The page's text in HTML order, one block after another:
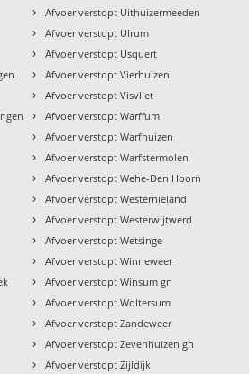
› Afvoer verstopt Uithuizermeeden
› Afvoer verstopt Ulrum
› Afvoer verstopt Usquert
› Afvoer verstopt Vierhuizen
› Afvoer verstopt Visvliet
› Afvoer verstopt Warffum
› Afvoer verstopt Warfhuizen
› Afvoer verstopt Warfstermolen
› Afvoer verstopt Wehe-Den Hoorn
› Afvoer verstopt Westernieland
› Afvoer verstopt Westerwijtwerd
› Afvoer verstopt Wetsinge
› Afvoer verstopt Winneweer
› Afvoer verstopt Winsum gn
› Afvoer verstopt Woltersum
› Afvoer verstopt Zandeweer
› Afvoer verstopt Zevenhuizen gn
› Afvoer verstopt Zijldijk